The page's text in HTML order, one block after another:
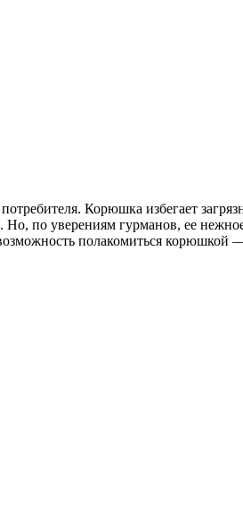
Корюшка избегает
по уверениям гурманов, ее
полакомиться